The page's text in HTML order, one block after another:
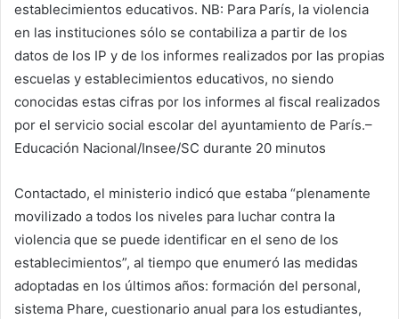
establecimientos educativos. NB: Para París, la violencia
en las instituciones sólo se contabiliza a partir de los
datos de los IP y de los informes realizados por las propias
escuelas y establecimientos educativos, no siendo
conocidas estas cifras por los informes al fiscal realizados
por el servicio social escolar del ayuntamiento de París.–
Educación Nacional/Insee/SC durante 20 minutos
Contactado, el ministerio indicó que estaba “plenamente
movilizado a todos los niveles para luchar contra la
violencia que se puede identificar en el seno de los
establecimientos”, al tiempo que enumeró las medidas
adoptadas en los últimos años: formación del personal,
sistema Phare, cuestionario anual para los estudiantes,